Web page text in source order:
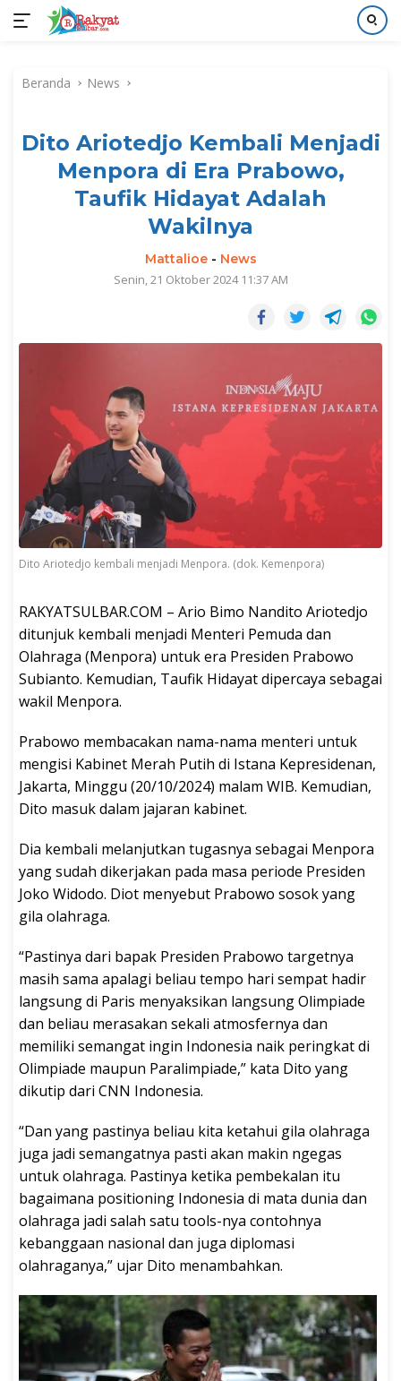
kontenBeranda News
Dito Ariotedjo Kembali Menjadi
Menpora di Era Prabowo,
Taufik Hidayat Adalah
Wakilnya
Mattalioe- News
Senin, 21 Oktober 2024 11:37 AM
Dito Ariotedjo kembali menjadi Menpora. (dok. Kemenpora)
RAKYATSULBAR.COM – Ario Bimo Nandito Ariotedjo
ditunjuk kembali menjadi Menteri Pemuda dan
Olahraga (Menpora) untuk era Presiden Prabowo
Subianto. Kemudian, Taufik Hidayat dipercaya sebagai
wakil Menpora.
Prabowo membacakan nama-nama menteri untuk
mengisi Kabinet Merah Putih di Istana Kepresidenan,
Jakarta, Minggu (20/10/2024) malam WIB. Kemudian,
Dito masuk dalam jajaran kabinet.
Dia kembali melanjutkan tugasnya sebagai Menpora
yang sudah dikerjakan pada masa periode Presiden
Joko Widodo. Diot menyebut Prabowo sosok yang
gila olahraga.
“Pastinya dari bapak Presiden Prabowo targetnya
masih sama apalagi beliau tempo hari sempat hadir
langsung di Paris menyaksikan langsung Olimpiade
dan beliau merasakan sekali atmosfernya dan
memiliki semangat ingin Indonesia naik peringkat di
Olimpiade maupun Paralimpiade,” kata Dito yang
dikutip dari CNN Indonesia.
“Dan yang pastinya beliau kita ketahui gila olahraga
juga jadi semangatnya pasti akan makin ngegas
untuk olahraga. Pastinya ketika pembekalan itu
bagaimana positioning Indonesia di mata dunia dan
olahraga jadi salah satu tools-nya contohnya
kebanggaan nasional dan juga diplomasi
olahraganya,” ujar Dito menambahkan.